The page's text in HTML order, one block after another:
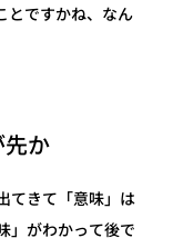
とですかね、なん
先か
てきて「意味」は
」がわかって後で